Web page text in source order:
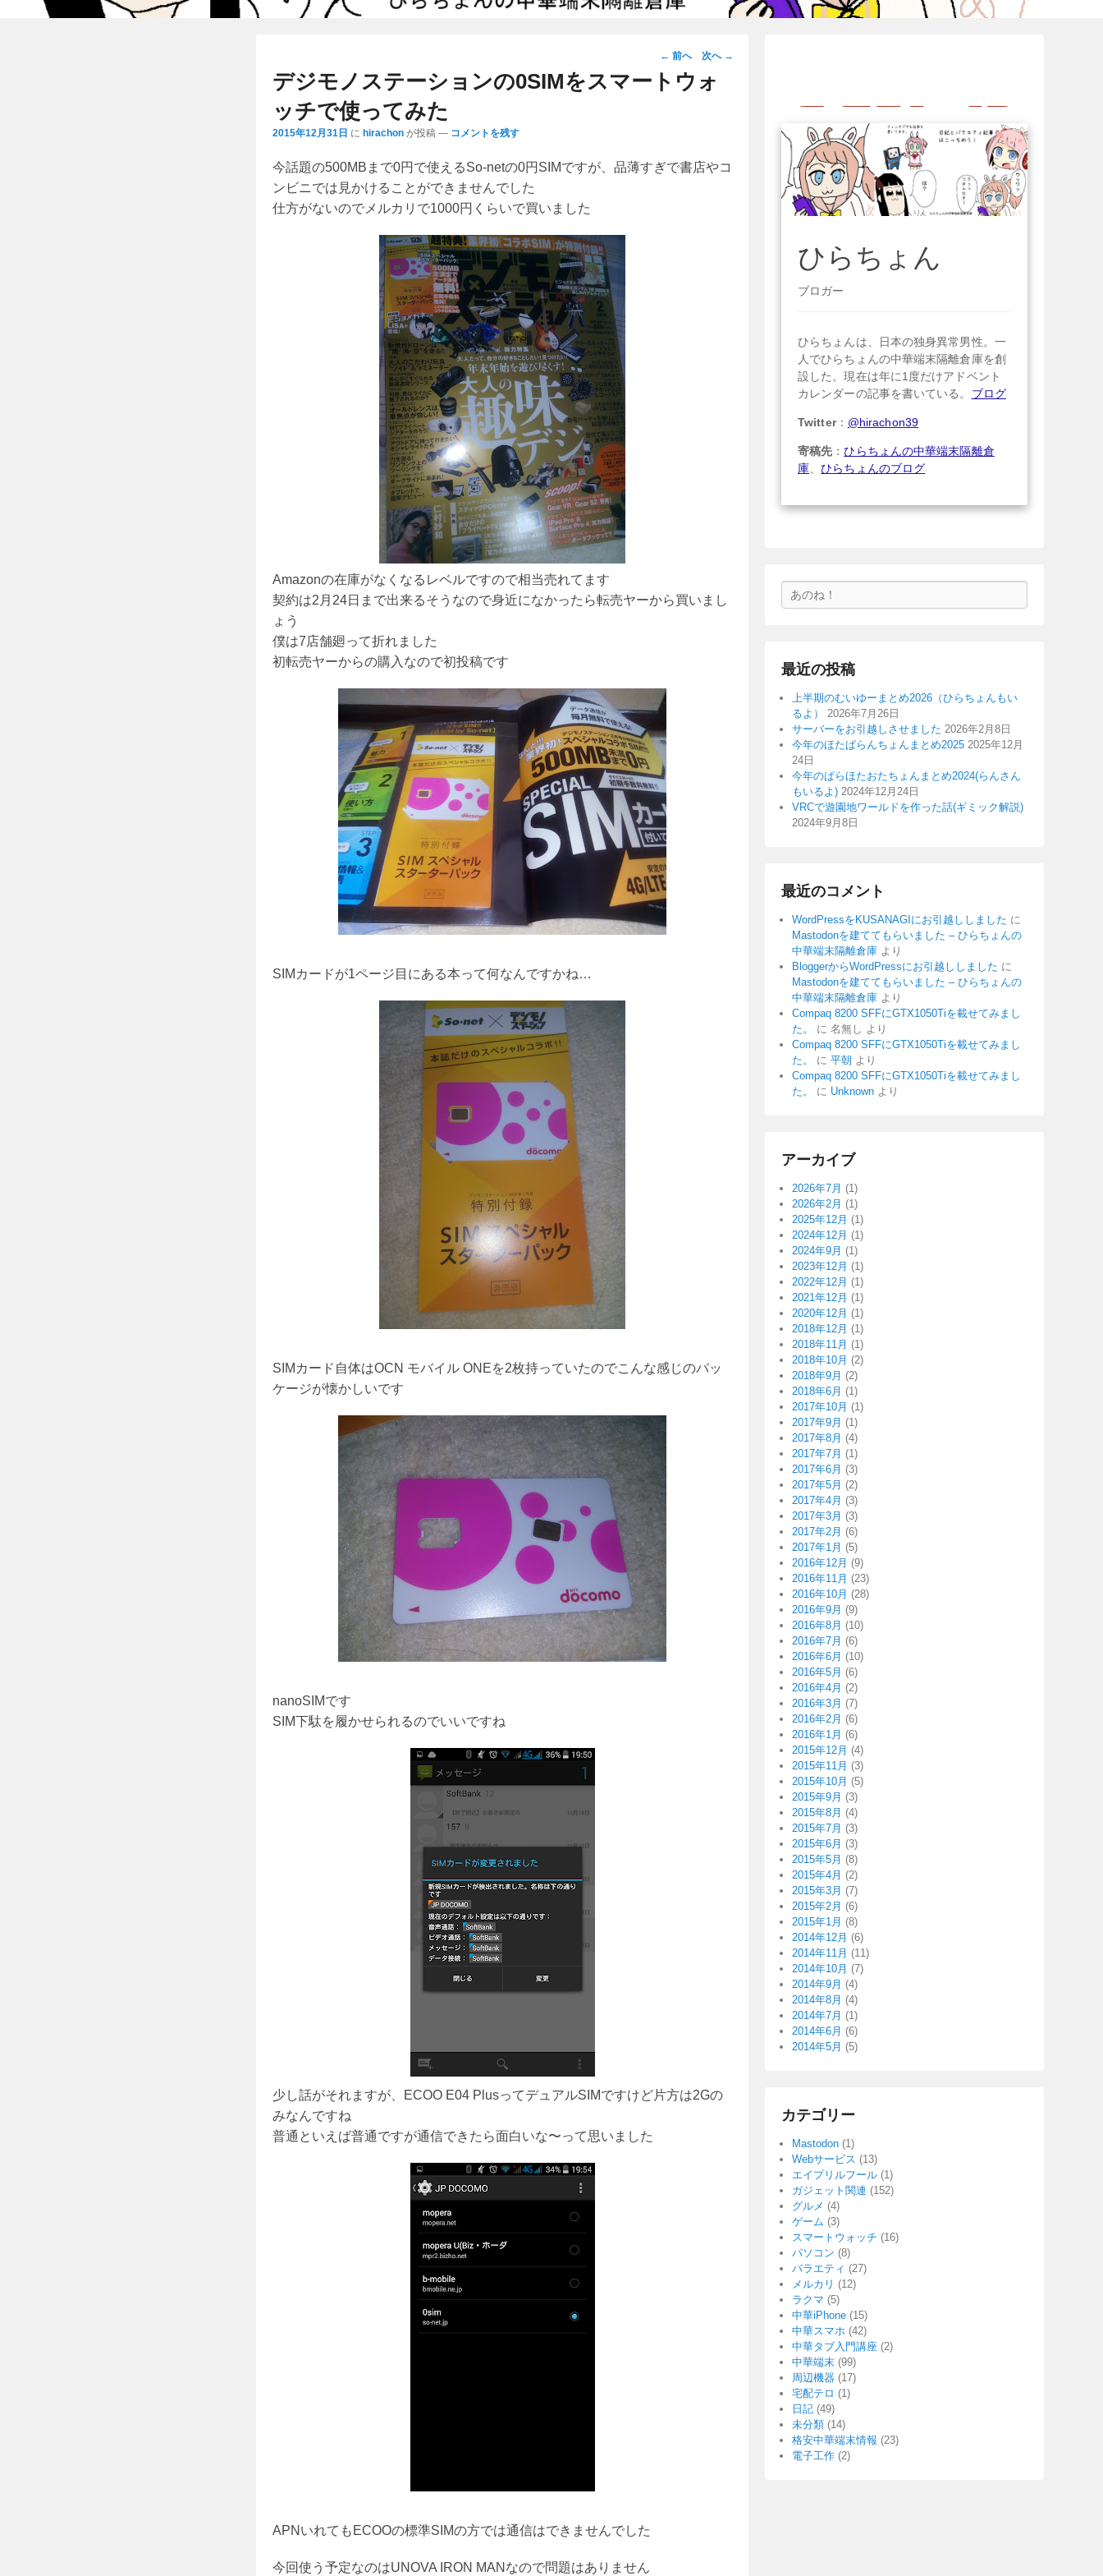
投
稿
ナ
シ
← 前へ 次へ →
デジモノステーションの0SIMをスマートウォ
ッチで使ってみた
2015年12月31日 に hirachon が投稿 — コメントを残す
今話題の500MBまで0円で使えるSo-netの0円SIMですが、品薄すぎで書店やコ
ンビニでは見かけることができませんでした
仕方がないのでメルカリで1000円くらいで買いました
Amazonの在庫がなくなるレベルですので相当売れてます
契約は2月24日まで出来るそうなので身近になかったら転売ヤーから買いまし
ょう
僕は7店舗廻って折れました
初転売ヤーからの購入なので初投稿です
SIMカードが1ページ目にある本って何なんですかね…
SIMカード自体はOCN モバイル ONEを2枚持っていたのでこんな感じのパッ
ケージが懐かしいです
nanoSIMです
SIM下駄を履かせられるのでいいですね
少し話がそれますが、ECOO E04 PlusってデュアルSIMですけど片方は2Gの
みなんですね
普通といえば普通ですが通信できたら面白いな〜って思いました
APNいれてもECOOの標準SIMの方では通信はできませんでした
今回使う予定なのはUNOVA IRON MANなので問題はありません
ひらちょん
ブロガー
ひらちょんは、日本の独身異常男性。一
人でひらちょんの中華端末隔離倉庫を創
設した。現在は年に1度だけアドベント
カレンダーの記事を書いている。 ブログ
Twitter： @hirachon39
寄稿先 ：ひらちょんの中華端末隔離倉
庫 、ひらちょんのブログ
索
最近の投稿
上半期のむいゆーまとめ2026（ひらちょんもい
るよ）
2026年7月26日
サーバーをお引越しさせました 2026年2月8日
今年のほたぱらんちょんまとめ2025 2025年12月
24日
今年のぱらほたおたちょんまとめ2024(らんさん
もいるよ) 2024年12月24日
VRCで遊園地ワールドを作った話(ギミック解説)
2024年9月8日
最近のコメント
WordPressをKUSANAGIにお引越ししました に
Mastodonを建ててもらいました – ひらちょんの
中華端末隔離倉庫 より
BloggerからWordPressにお引越ししました に
Mastodonを建ててもらいました – ひらちょんの
中華端末隔離倉庫 より
Compaq 8200 SFFにGTX1050Tiを載せてみまし
た。
に 名無し より
Compaq 8200 SFFにGTX1050Tiを載せてみまし
た。
に 平朝 より
Compaq 8200 SFFにGTX1050Tiを載せてみまし
た。
に Unknown より
アーカイブ
2026年7月 (1)
2026年2月 (1)
2025年12月 (1)
2024年12月 (1)
2024年9月 (1)
2023年12月 (1)
2022年12月 (1)
2021年12月 (1)
2020年12月 (1)
2018年12月 (1)
2018年11月 (1)
2018年10月 (2)
2018年9月 (2)
2018年6月 (1)
2017年10月 (1)
2017年9月 (1)
2017年8月 (4)
2017年7月 (1)
2017年6月 (3)
2017年5月 (2)
2017年4月 (3)
2017年3月 (3)
2017年2月 (6)
2017年1月 (5)
2016年12月 (9)
2016年11月 (23)
2016年10月 (28)
2016年9月 (9)
2016年8月 (10)
2016年7月 (6)
2016年6月 (10)
2016年5月 (6)
2016年4月 (2)
2016年3月 (7)
2016年2月 (6)
2016年1月 (6)
2015年12月 (4)
2015年11月 (3)
2015年10月 (5)
2015年9月 (3)
2015年8月 (4)
2015年7月 (3)
2015年6月 (3)
2015年5月 (8)
2015年4月 (2)
2015年3月 (7)
2015年2月 (6)
2015年1月 (8)
2014年12月 (6)
2014年11月 (11)
2014年10月 (7)
2014年9月 (4)
2014年8月 (4)
2014年7月 (1)
2014年6月 (6)
2014年5月 (5)
カテゴリー
Mastodon (1)
Webサービス (13)
エイプリルフール (1)
ガジェット関連 (152)
グルメ (4)
ゲーム (3)
スマートウォッチ (16)
パソコン (8)
バラエティ (27)
メルカリ (12)
ラクマ (5)
中華iPhone (15)
中華スマホ (42)
中華タブ入門講座 (2)
中華端末 (99)
周辺機器 (17)
宅配テロ (1)
日記 (49)
未分類 (14)
格安中華端末情報 (23)
電子工作 (2)